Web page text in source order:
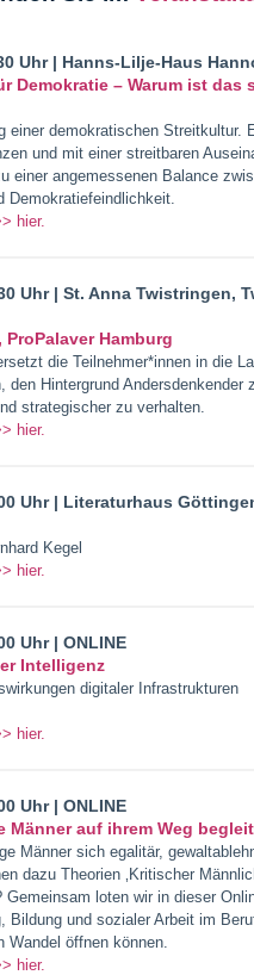
Uhr | Hanns-Lilje-Haus
Demokratie – Warum ist das
einer demokratischen Streitkultur.
und mit einer streitbaren
einer angemessenen Balance
Demokratiefeindlichkeit.
hier.
Uhr | St. Anna Twistringen,
Hamburg
die Teilnehmer*innen in die
Hintergrund Andersdenkender
strategischer zu verhalten.
hier.
Uhr | Literaturhaus
Kegel
hier.
Uhr | ONLINE
Intelligenz
digitaler Infrastrukturen
hier.
Uhr | ONLINE
auf ihrem Weg
Männer sich egalitär,
dazu Theorien ‚Kritischer
Gemeinsam loten wir in dieser
Bildung und sozialer Arbeit im
Wandel öffnen können.
hier.